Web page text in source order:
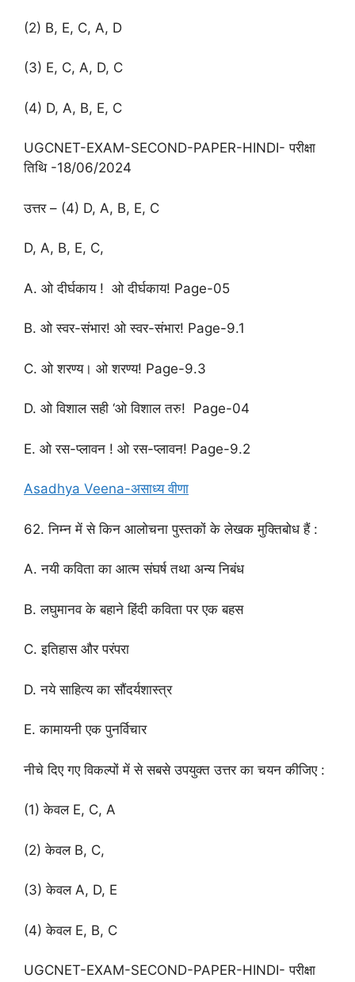
(2) B, E, C, A, D
(3) E, C, A, D, C
(4) D, A, B, E, C
UGCNET-EXAM-SECOND-PAPER-HINDI- परीक्षा
तिथि -18/06/2024
उत्तर – (4) D, A, B, E, C
D, A, B, E, C,
A. ओ दीर्घकाय ! ओ दीर्घकाय! Page-05
B. ओ स्वर-संभार! ओ स्वर-संभार! Page-9.1
C. ओ शरण्य। ओ शरण्य! Page-9.3
D. ओ विशाल सही ‘ओ विशाल तरु! Page-04
E. ओ रस-प्लावन ! ओ रस-प्लावन! Page-9.2
Asadhya Veena-असाध्य वीणा
62. निम्न में से किन आलोचना पुस्तकों के लेखक मुक्तिबोध हैं :
A. नयी कविता का आत्म संघर्ष तथा अन्य निबंध
B. लघुमानव के बहाने हिंदी कविता पर एक बहस
C. इतिहास और परंपरा
D. नये साहित्य का सौंदर्यशास्त्र
E. कामायनी एक पुनर्विचार
नीचे दिए गए विकल्पों में से सबसे उपयुक्त उत्तर का चयन कीजिए :
(1) केवल E, C, A
(2) केवल B, C,
(3) केवल A, D, E
(4) केवल E, B, C
UGCNET-EXAM-SECOND-PAPER-HINDI- परीक्षा